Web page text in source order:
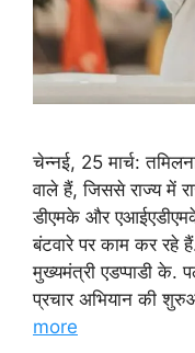
चेन्नई, 25 मार्च:
वाले हैं, जिससे राज्य में
डीएमके और
बंटवारे पर काम कर रहे
मुख्यमंत्री एडप्पाडी के.
प्रचार अभियान की
more